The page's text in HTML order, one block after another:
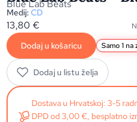
Blue Lab Beats
Medij: CD
13,80€
Dodaj u košaricu Samo 1 na
Dodaj u listu želja
Dostava u Hrvatskoj: 3-5
DPD od 3,00 €, besplatno